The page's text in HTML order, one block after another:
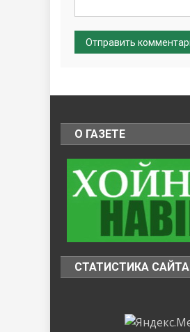
О ГАЗЕТЕ
СТАТИСТИКА САЙТА